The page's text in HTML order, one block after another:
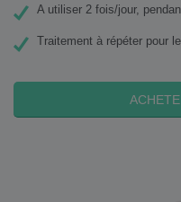
A utiliser 2 fois/jour,
Traitement à répéter pour